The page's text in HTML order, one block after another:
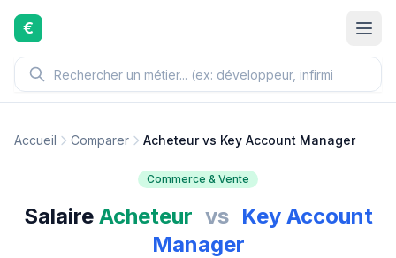
Aller au contenu principal
€
Accueil Comparer Acheteur vs Key Account Manager
Commerce & Vente
Salaire Acheteur vs Key Account
Manager